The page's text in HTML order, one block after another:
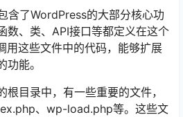
含了WordPress的大部分核心功
数、类、API接口等都定义在这个
用这些文件中的代码，能够扩展
能。
根目录中，有一些重要的文件，
、wp-load.php等。这些文